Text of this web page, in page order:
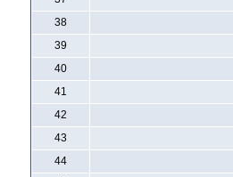
38
39
40
41
42
43
44